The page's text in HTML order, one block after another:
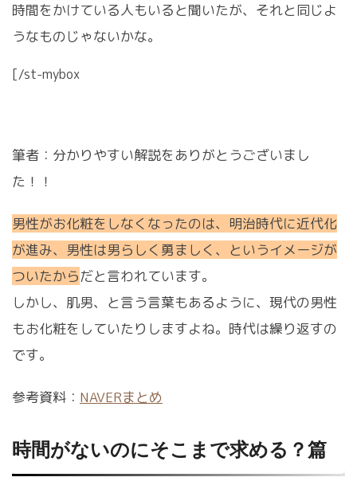
時間をかけている人もいると聞いたが、それと同じよ
うなものじゃないかな。
[/st-mybox
筆者：分かりやすい解説をありがとうございまし
た！！
男性がお化粧をしなくなったのは、明治時代に近代化
が進み、男性は男らしく勇ましく、というイメージが
ついたからだと言われています。
しかし、肌男、と言う言葉もあるように、現代の男性
もお化粧をしていたりしますよね。時代は繰り返すの
です。
参考資料： NAVERまとめ
時間がないのにそこまで求める？篇